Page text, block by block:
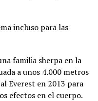
incluso para las
familia sherpa en la
a unos 4.000 metros
Everest en 2013 para
efectos en el cuerpo.